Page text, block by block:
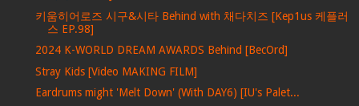
키움히어로즈 시구&시타 Behind with 채다치즈 [Kep1us 케플러
스 EP.98]
2024 K-WORLD DREAM AWARDS Behind [BecOrd]
Stray Kids [Video MAKING FILM]
Eardrums might 'Melt Down' (With DAY6) [IU's Palet...